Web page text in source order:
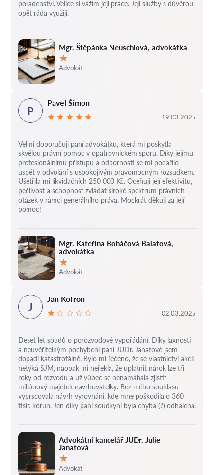
Mgr. Štěpánka Neuschlová, advokátka
Hodnocení:
Advokát
poradenství. Velice si vážím její práce. Její služby s důvěrou
opět ráda využiji.
Mgr. Kateřina Boháčová Balatová,
advokátka
Hodnocení:
Advokát
P
Pavel Šimon
19.03.2025
Velmi doporučuji paní advokátku, která mi poskytla
skvělou právní pomoc v opatrovnickém sporu. Díky jejímu
profesionálnímu přístupu a odbornosti se mi podařilo
uspět v odvolání s uspokojivým pravomocným rozsudkem.
Ušetřila mi likvidačních 250 000 Kč. Oceňuji její efektivitu,
pečlivost a schopnost zvládat široké spektrum právních
otázek v rámci generálního práva. Mockrát děkuji za její
pomoc!
Advokátní kancelář JUDr. Julie
Janatová
Hodnocení:
Advokát
J
Jan Kofroň
02.03.2025
Deset let soudů o porozvodové vypořádání. Díky laxnosti
a neuvěřitelným pochybení paní JUDr. Janatové jsem
dopadl katastrofálně. Bylo mi řečeno, že se vlastnictví akcií
netýká SJM, naopak mi neřekla, že uplatnit nárok lze tři
roky od rozvodu a už vůbec se nenamáhala zjistit
miliónový majetek navrhovatelky. Bez mého souhlasu
vyprscovala návrh vyrovnáni, kde mne poškodila o 360
tisíc korun. Jen díky paní soudkyni byla chyba (?) odhalena.